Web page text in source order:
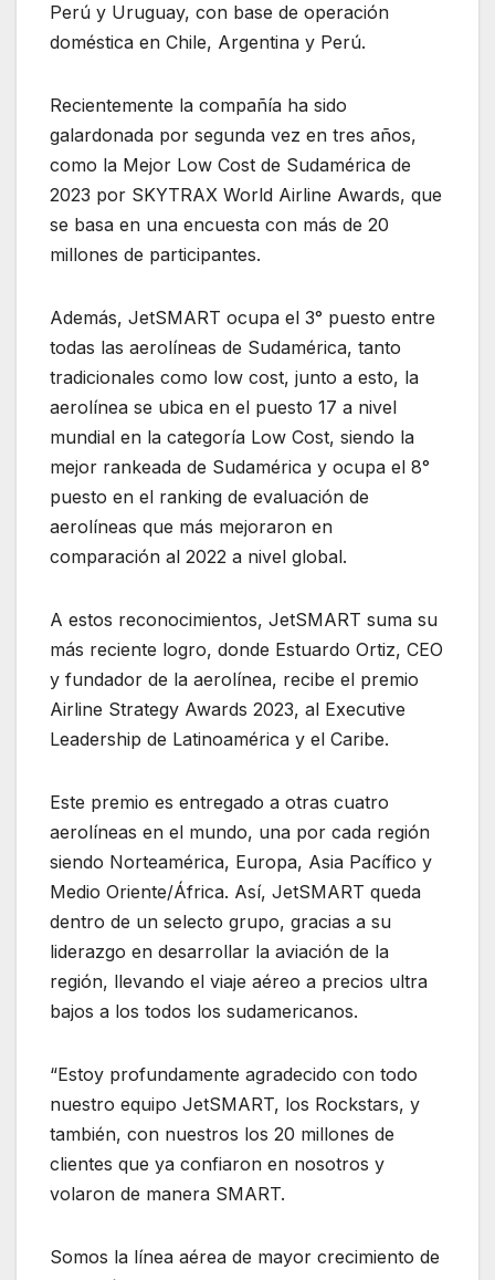
Perú y Uruguay, con base de operación
doméstica en Chile, Argentina y Perú.
Recientemente la compañía ha sido
galardonada por segunda vez en tres años,
como la Mejor Low Cost de Sudamérica de
2023 por SKYTRAX World Airline Awards, que
se basa en una encuesta con más de 20
millones de participantes.
Además, JetSMART ocupa el 3° puesto entre
todas las aerolíneas de Sudamérica, tanto
tradicionales como low cost, junto a esto, la
aerolínea se ubica en el puesto 17 a nivel
mundial en la categoría Low Cost, siendo la
mejor rankeada de Sudamérica y ocupa el 8°
puesto en el ranking de evaluación de
aerolíneas que más mejoraron en
comparación al 2022 a nivel global.
A estos reconocimientos, JetSMART suma su
más reciente logro, donde Estuardo Ortiz, CEO
y fundador de la aerolínea, recibe el premio
Airline Strategy Awards 2023, al Executive
Leadership de Latinoamérica y el Caribe.
Este premio es entregado a otras cuatro
aerolíneas en el mundo, una por cada región
siendo Norteamérica, Europa, Asia Pacífico y
Medio Oriente/África. Así, JetSMART queda
dentro de un selecto grupo, gracias a su
liderazgo en desarrollar la aviación de la
región, llevando el viaje aéreo a precios ultra
bajos a los todos los sudamericanos.
“Estoy profundamente agradecido con todo
nuestro equipo JetSMART, los Rockstars, y
también, con nuestros los 20 millones de
clientes que ya confiaron en nosotros y
volaron de manera SMART.
Somos la línea aérea de mayor crecimiento de